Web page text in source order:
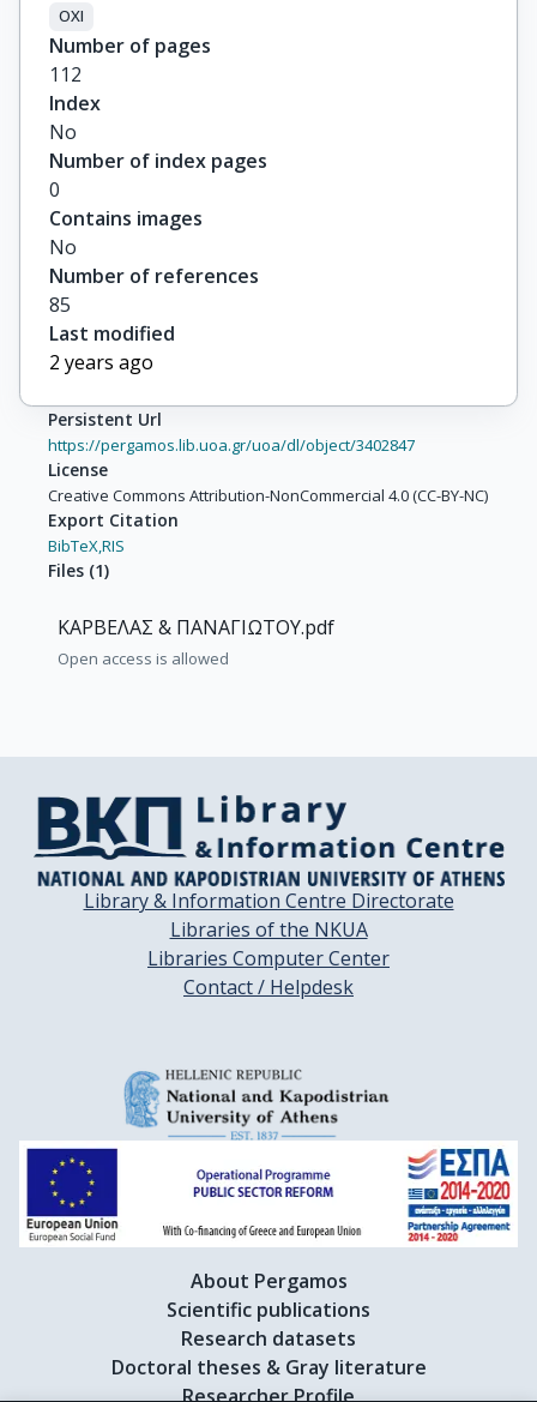
ΟΧΙ
Number of pages
112
Index
No
Number of index pages
0
Contains images
No
Number of references
85
Last modified
2 years ago
Persistent Url
https://pergamos.lib.uoa.gr/uoa/dl/object/3402847
License
Creative Commons Attribution-NonCommercial 4.0 (CC-BY-NC)
Export Citation
BibTeX,RIS
Files (1)
ΚΑΡΒΕΛΑΣ & ΠΑΝΑΓΙΩΤΟΥ.pdf
Open access is allowed
Library & Information Centre Directorate
Libraries of the NKUA
Libraries Computer Center
Contact / Helpdesk
About Pergamos
Scientific publications
Research datasets
Doctoral theses & Gray literature
Researcher Profile